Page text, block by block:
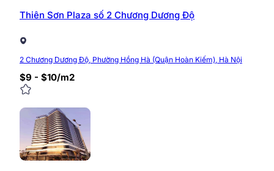
0/5
Thiên Sơn Plaza số 2 Chương Dương Độ
2 Chương Dương Độ, Phường Hồng Hà (Quận Hoàn Kiếm), Hà Nội
$9 - $10/m2